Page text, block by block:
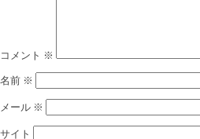
コメント ※
名前 ※
メール ※
サイト